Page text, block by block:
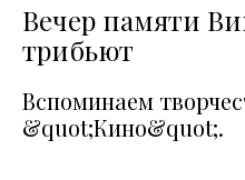
Вечер памяти
трибьют
Вспоминаем
&quot;Кино&quot;.